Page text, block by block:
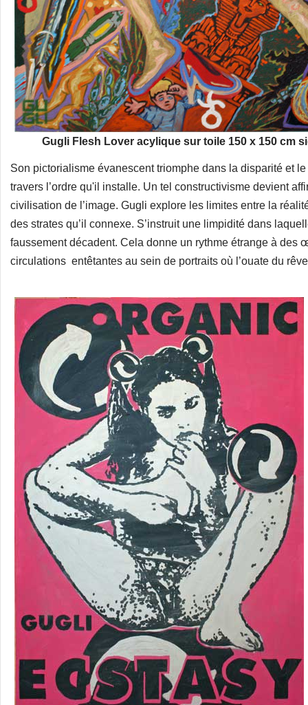
Gugli Flesh Lover acylique sur toile 150 x 150 cm
Son pictorialisme évanescent triomphe dans la disparité et
travers l’ordre qu'il installe. Un tel constructivisme devient
civilisation de l’image. Gugli explore les limites entre la
des strates qu’il connexe. S’instruit une limpidité dans
faussement décadent. Cela donne un rythme étrange à
circulations entêtantes au sein de portraits où l’ouate du